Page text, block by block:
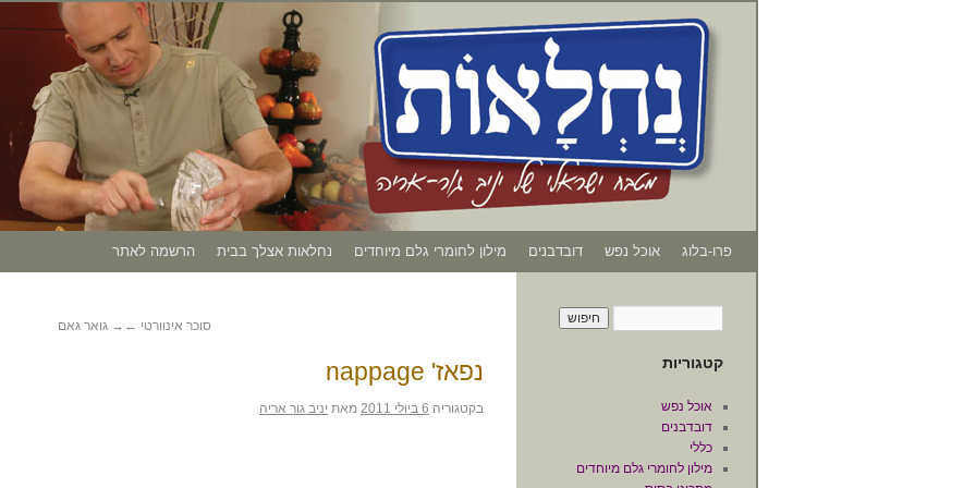
פרו-בלוג אוכל נפש דובדבנים מילון לחומרי גלם מיוחדים נחלאות אצלך בבית הרשמה לאתר
→ גואר גאם סוכר אינוורטי ←
נפאז' nappage
בקטגוריה 6 ביולי 2011 מאת יניב גור אריה
קטגוריות
אוכל נפש
דובדבנים
כללי
מילון לחומרי גלם מיוחדים